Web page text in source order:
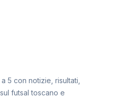
5 con notizie, risultati,
futsal toscano e